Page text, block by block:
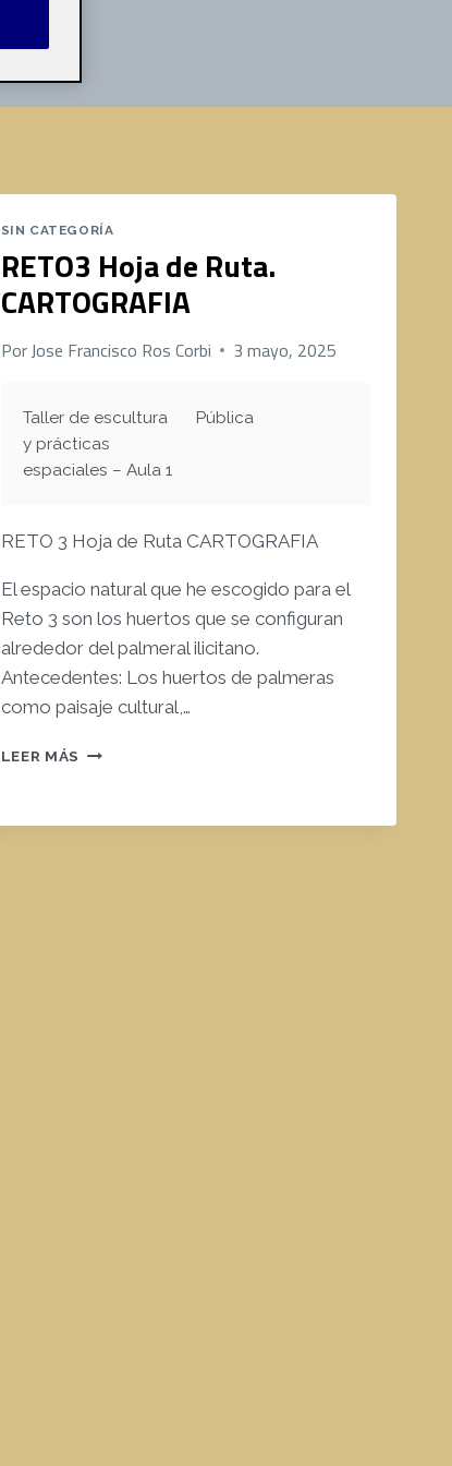
SIN CATEGORÍA
RETO3 Hoja de Ruta.
CARTOGRAFIA
PorJose Francisco Ros Corbi 3 mayo, 2025
Taller de escultura
y prácticas
espaciales – Aula 1
Pública
RETO 3 Hoja de Ruta CARTOGRAFIA
El espacio natural que he escogido para el
Reto 3 son los huertos que se configuran
alrededor del palmeral ilicitano.
Antecedentes: Los huertos de palmeras
como paisaje cultural,…
LEER MÁS RETO3